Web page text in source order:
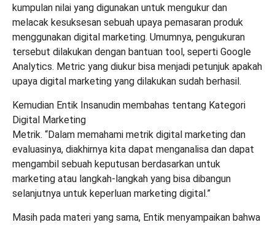
kumpulan nilai yang digunakan untuk mengukur dan
melacak kesuksesan sebuah upaya pemasaran produk
menggunakan digital marketing. Umumnya, pengukuran
tersebut dilakukan dengan bantuan tool, seperti Google
Analytics. Metric yang diukur bisa menjadi petunjuk apakah
upaya digital marketing yang dilakukan sudah berhasil.
Kemudian Entik Insanudin membahas tentang Kategori
Digital Marketing
Metrik. “Dalam memahami metrik digital marketing dan
evaluasinya, diakhirnya kita dapat menganalisa dan dapat
mengambil sebuah keputusan berdasarkan untuk
marketing atau langkah-langkah yang bisa dibangun
selanjutnya untuk keperluan marketing digital.”
Masih pada materi yang sama, Entik menyampaikan bahwa